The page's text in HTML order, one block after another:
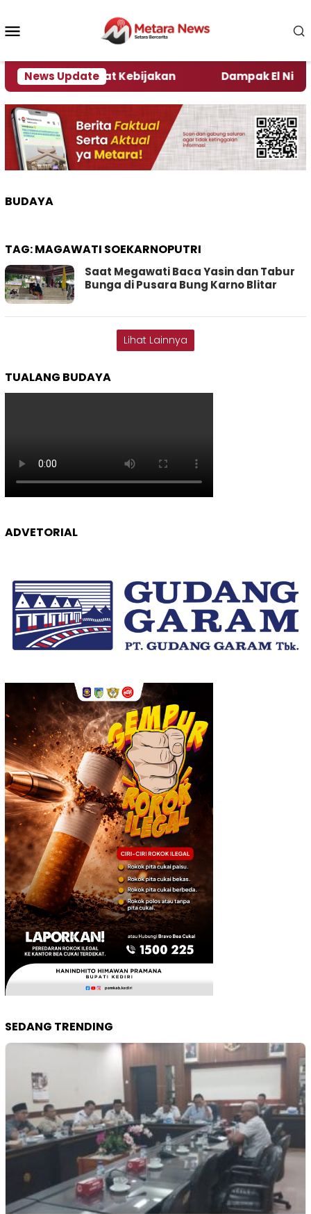
konten
News Update
Pengamat Kebijakan Dampak El Nino,
BUDAYA
TAG:MAGAWATI SOEKARNOPUTRI
Saat Megawati Baca Yasin dan Tabur
Bunga di Pusara Bung Karno Blitar
Lihat Lainnya
TUALANG BUDAYA
ADVETORIAL
SEDANG TRENDING